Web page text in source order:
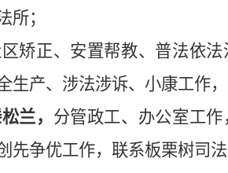
所；
矫正、安置帮教、普法依
生产、涉法涉诉、小康工作
兰， 分管政工、办公室工
争优工作，联系板栗树司法